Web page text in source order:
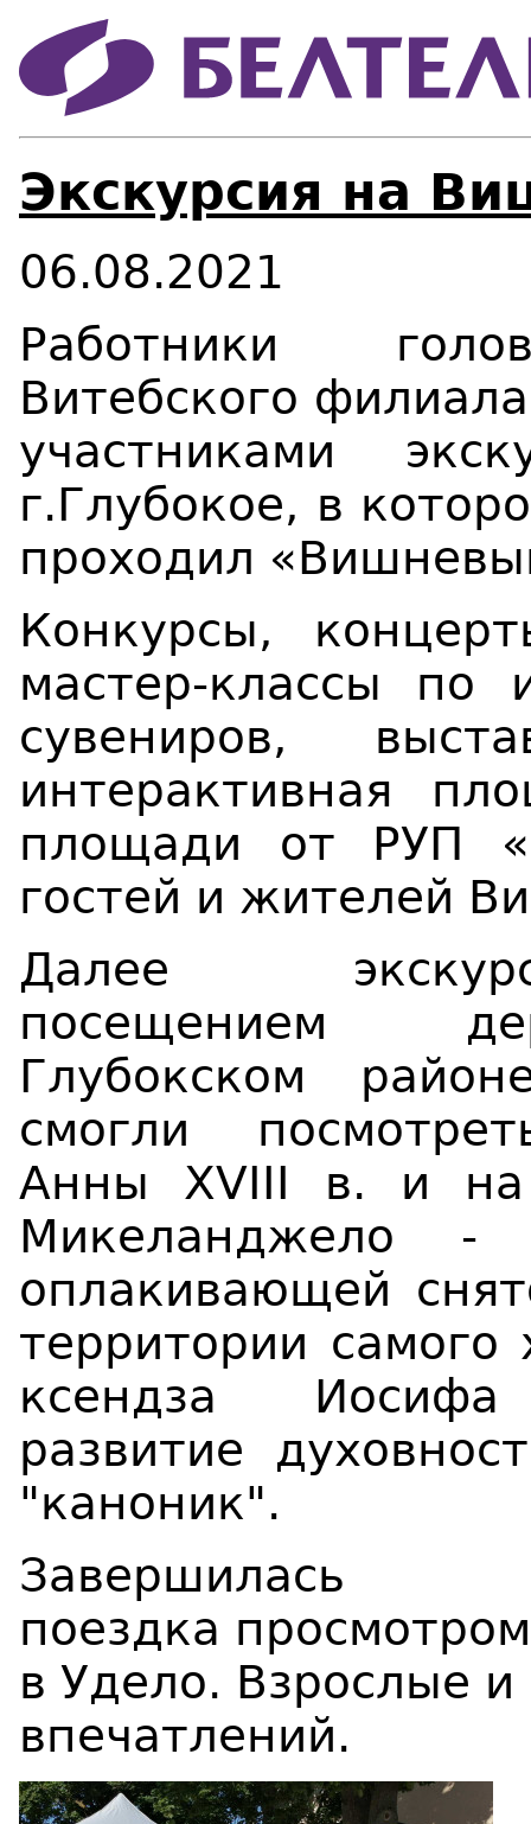
Экскурсия на
06.08.2021
Работники
Витебского
участниками
г.Глубокое, в
проходил
Конкурсы,
мастер-классы по
сувениров,
интерактивная
площади от РУП
гостей и жителей
Далее
посещением
Глубокском
смогли
Анны
XVIII в. и
Микеланджело -
оплакивающей
территории самого
ксендза
развитие
"каноник".
Завершилась
поездка
в Удело. Взрослые и
впечатлений.